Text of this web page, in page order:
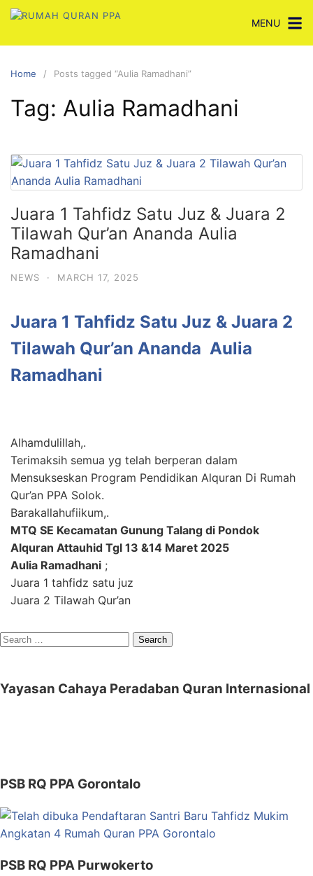
Skip
content
MENU
Home Posts tagged “Aulia Ramadhani”
Tag: Aulia Ramadhani
Juara 1 Tahfidz Satu Juz & Juara 2
Tilawah Qur’an Ananda Aulia
Ramadhani
NEWS · MARCH 17, 2025
Juara 1 Tahfidz Satu Juz & Juara 2
Tilawah Qur’an Ananda Aulia
Ramadhani
Alhamdulillah,.
Terimaksih semua yg telah berperan dalam
Mensukseskan Program Pendidikan Alquran Di Rumah
Qur’an PPA Solok.
Barakallahufiikum,.
MTQ SE Kecamatan Gunung Talang di Pondok
Alquran Attauhid Tgl 13 &14 Maret 2025
Aulia Ramadhani ;
Juara 1 tahfidz satu juz
Juara 2 Tilawah Qur’an
Search
Yayasan Cahaya Peradaban Quran Internasional
PSB RQ PPA Gorontalo
PSB RQ PPA Purwokerto